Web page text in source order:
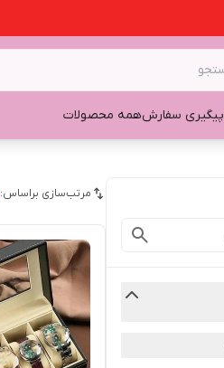
پیگیری سفارشهمه محصولات
مرتب‌سازی براساس: